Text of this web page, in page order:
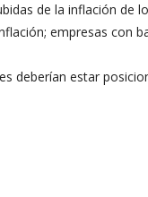
de la inflación de
empresas con
deberían estar